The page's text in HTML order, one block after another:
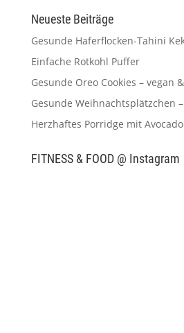
Neueste Beiträge
Gesunde Haferflocken-Tahini
Einfache Rotkohl Puffer
Gesunde Oreo Cookies – vegan
Gesunde Weihnachtsplätzchen
Herzhaftes Porridge mit
FITNESS & FOOD @ Instagram